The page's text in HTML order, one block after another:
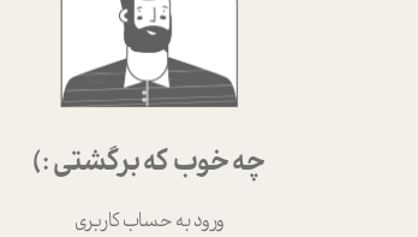
تقویم دیواری
چه خوب که برگشتی :)
ورود به حساب کاربری